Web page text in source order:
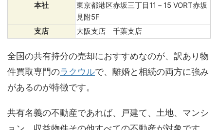
本社
東京都港区赤坂三丁目11－15 VORT赤坂
見附5F
支店
大阪支店 千葉支店
全国の共有持分の売却におすすめなのが、訳あり物
件買取専門のラクウルで、離婚と相続の両方に強み
があるのが特徴です。
共有名義の不動産であれば、戸建て、土地、マンシ